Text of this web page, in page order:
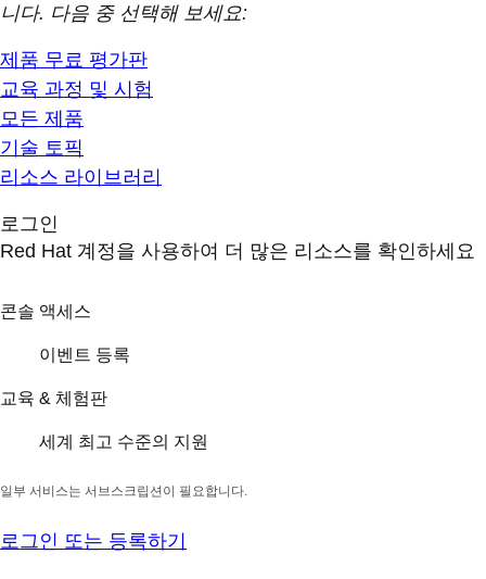
니다. 다음 중 선택해 보세요:
제품 무료 평가판
교육 과정 및 시험
모든 제품
기술 토픽
리소스 라이브러리
로그인
Red Hat 계정을 사용하여 더 많은 리소스를 확인하세요
콘솔 액세스
이벤트 등록
교육 & 체험판
세계 최고 수준의 지원
일부 서비스는 서브스크립션이 필요합니다.
로그인 또는 등록하기